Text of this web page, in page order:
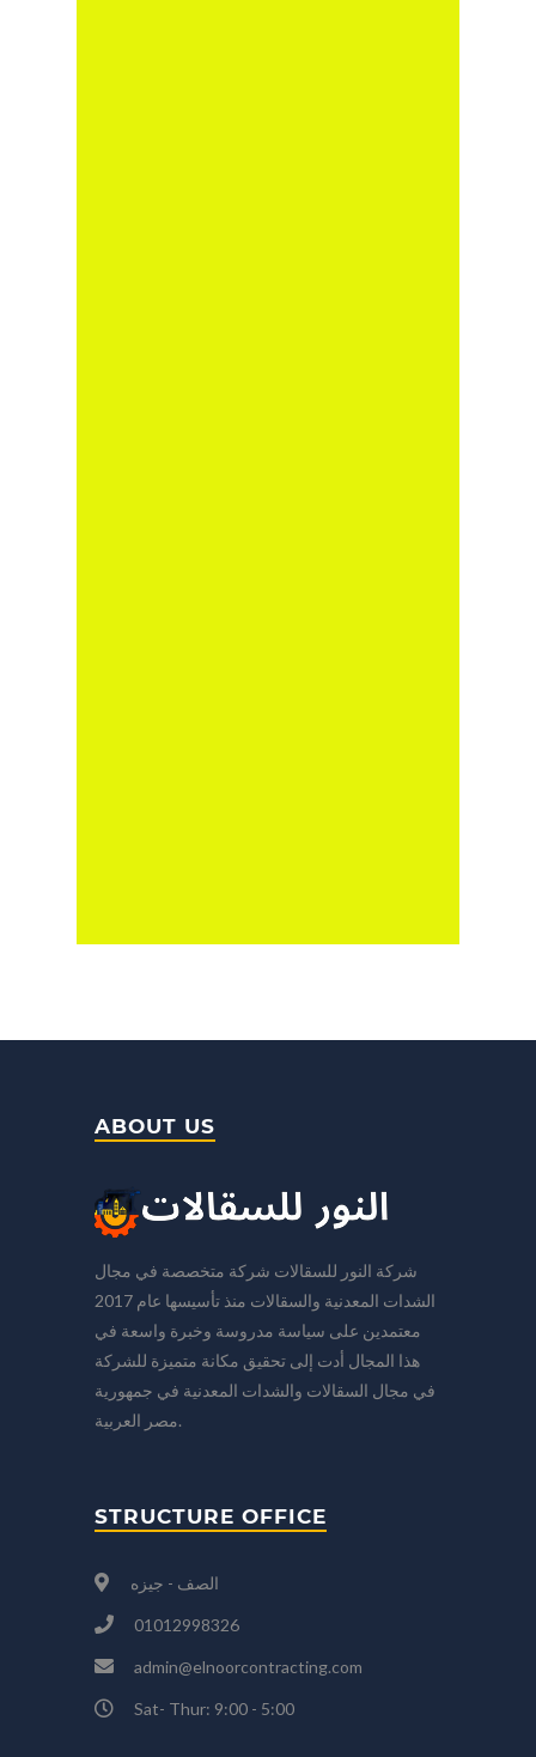
ABOUT US
شركة النور للسقالات شركة متخصصة في مجال
الشدات المعدنية والسقالات منذ تأسيسها عام 2017
معتمدين على سياسة مدروسة وخبرة واسعة في
هذا المجال أدت إلى تحقيق مكانة متميزة للشركة
في مجال السقالات والشدات المعدنية في جمهورية
مصر العربية.
STRUCTURE OFFICE
الصف - جيزه
01012998326
admin@elnoorcontracting.com
Sat- Thur: 9:00 - 5:00